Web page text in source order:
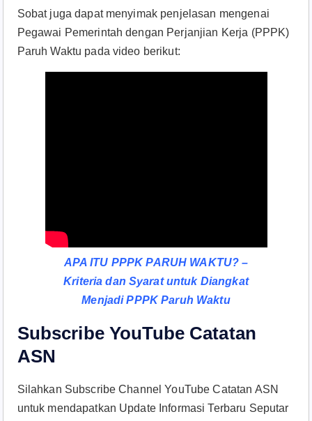
Sobat juga dapat menyimak penjelasan mengenai
Pegawai Pemerintah dengan Perjanjian Kerja (PPPK)
Paruh Waktu pada video berikut:
APA ITU PPPK PARUH WAKTU? –
Kriteria dan Syarat untuk Diangkat
Menjadi PPPK Paruh Waktu
Subscribe YouTube Catatan
ASN
Silahkan Subscribe Channel YouTube Catatan ASN
untuk mendapatkan Update Informasi Terbaru Seputar